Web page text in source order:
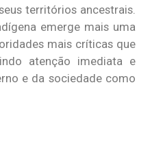
territórios ancestrais.
emerge mais uma
mais críticas que
atenção imediata e
e da sociedade como